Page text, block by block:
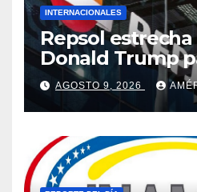
INTERNACIONALES
Repsol estrecha
Donald Trump
negocios en
AGOSTO 9, 2026